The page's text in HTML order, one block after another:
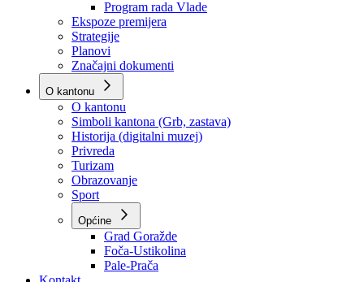
Vlada
Poslovnik
Program rada Vlade
Ekspoze premijera
Strategije
Planovi
Značajni dokumenti
O kantonu
O kantonu
Simboli kantona (Grb, zastava)
Historija (digitalni muzej)
Privreda
Turizam
Obrazovanje
Sport
Općine